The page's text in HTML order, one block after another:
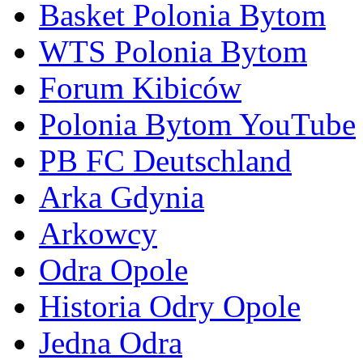
Basket Polonia Bytom
WTS Polonia Bytom
Forum Kibiców
Polonia Bytom YouTube
PB FC Deutschland
Arka Gdynia
Arkowcy
Odra Opole
Historia Odry Opole
Jedna Odra